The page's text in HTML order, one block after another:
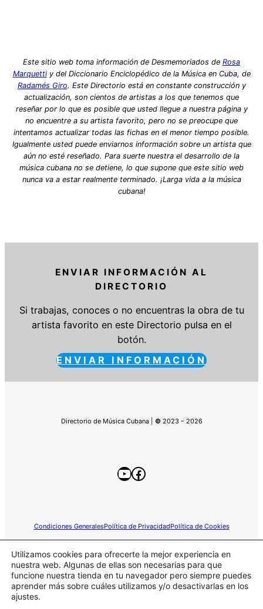
Este sitio web toma información de Desmemoriados de Rosa
Marquettiy del Diccionario Enciclopédico de la Música en Cuba, de
Radamés Giro. Este Directorio está en constante construcción y
actualización, son cientos de artistas a los que tenemos que
reseñar por lo que es posible que usted llegue a nuestra página y
no encuentre a su artista favorito, pero no se preocupe que
intentamos actualizar todas las fichas en el menor tiempo posible.
Igualmente usted puede enviarnos información sobre un artista que
aún no esté reseñado. Para suerte nuestra el desarrollo de la
música cubana no se detiene, lo que supone que este sitio web
nunca va a estar realmente terminado. ¡Larga vida a la música
cubana!
ENVIAR INFORMACIÓN AL
DIRECTORIO
Si trabajas, conoces o no encuentras la obra de tu
artista favorito en este Directorio pulsa en el
botón.
ENVIAR INFORMACIÓN
Directorio de Música Cubana | © 2023 – 2026
YouTube
Facebook
Condiciones GeneralesPolítica de PrivacidadPolítica de Cookies
Este sitio web participa en el programa de Afiliados de
Amazon.
Utilizamos cookies para ofrecerte la mejor experiencia en
nuestra web. Algunas de ellas son necesarias para que
funcione nuestra tienda en tu navegador pero siempre puedes
aprender más sobre cuáles utilizamos y/o desactivarlas en los
ajustes.